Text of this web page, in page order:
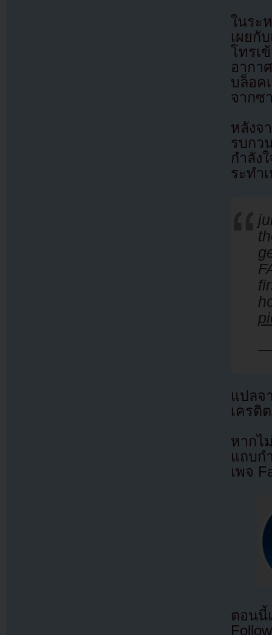
ในระ
เผยกั
โทร
อากา
บล็อค
จากซ
หลังจ
รบกว
กำลัง
ระทำ
—
แปล
เครดิ
หากไ
แถบก
เพจ
ตอนนี้